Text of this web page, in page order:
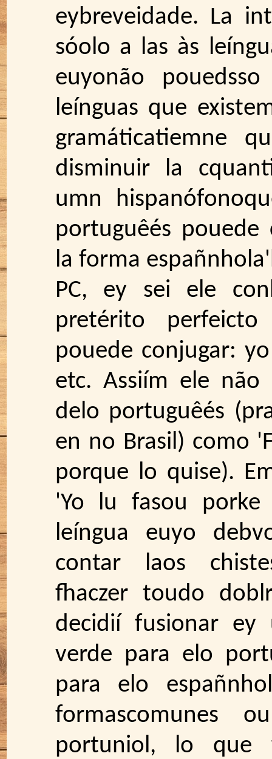
eybreveidade. La
sóolo a las às
euyonão
leínguas que
gramáticatiemne
disminuir la
umn
portuguêés
la forma
PC, ey sei ele
pretérito
pouede conjugar:
etc. Assiím ele não
delo portuguêés
en no Brasil) como
porque lo quise).
'Yo lu fasou
leíngua euyo
contar laos
fhaczer toudo
decidií fusionar ey
verde para elo
para elo
formascomunes
portuniol, lo que